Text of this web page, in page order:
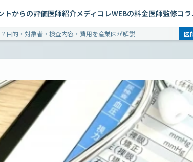
トからの評価医師紹介メディコレWEBの料金医師監修コラ
依頼
医
目的・対象者・検査内容・費用を産業医が解説 医